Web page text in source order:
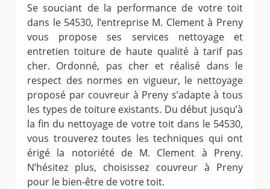
Se souciant de la performance de votre toit
dans le 54530, l’entreprise M. Clement à Preny
vous propose ses services nettoyage et
entretien toiture de haute qualité à tarif pas
cher. Ordonné, pas cher et réalisé dans le
respect des normes en vigueur, le nettoyage
proposé par couvreur à Preny s’adapte à tous
les types de toiture existants. Du début jusqu’à
la fin du nettoyage de votre toit dans le 54530,
vous trouverez toutes les techniques qui ont
érigé la notoriété de M. Clement à Preny.
N’hésitez plus, choisissez couvreur à Preny
pour le bien-être de votre toit.